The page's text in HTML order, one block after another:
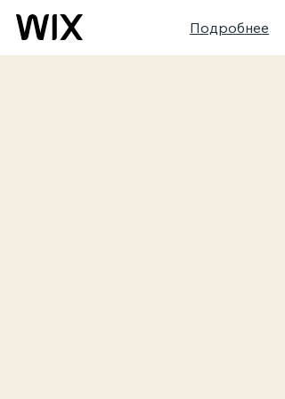
Подробнее